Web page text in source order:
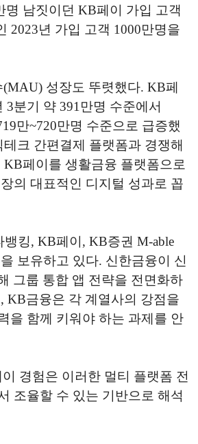
명 남짓이던 KB페이 가입 고객
2023년 가입 고객 1000만명을
성장도 뚜렷했다. KB페
3분기 약 391만명 수준에서
만~720만명 수준으로 급증했
크 간편결제 플랫폼과 경쟁해
페이를 생활금융 플랫폼으로
의 대표적인 디지털 성과로 꼽
킹, KB페이, KB증권 M-able
보유하고 있다. 신한금융이 신
그룹 통합 앱 전략을 전면화하
KB금융은 각 계열사의 강점을
을 함께 키워야 하는 과제를 안
경험은 이러한 멀티 플랫폼 전
조율할 수 있는 기반으로 해석